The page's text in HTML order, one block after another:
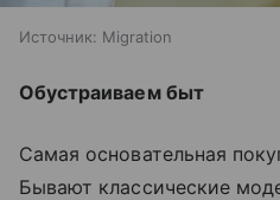
Источник: Migration
Обустраиваем быт
Самая основательная
Бывают классические